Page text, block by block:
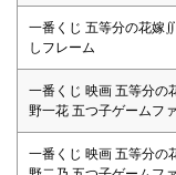
一番くじ 五等分の花嫁
しフレーム
一番くじ 映画 五等分の
野一花 五つ子ゲームフ
一番くじ 映画 五等分の